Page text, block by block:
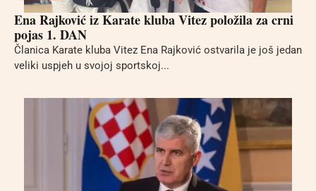
Ena Rajković iz Karate kluba Vitez položila za crni
pojas 1. DAN
Članica Karate kluba Vitez Ena Rajković ostvarila je još jedan
veliki uspjeh u svojoj sportskoj...